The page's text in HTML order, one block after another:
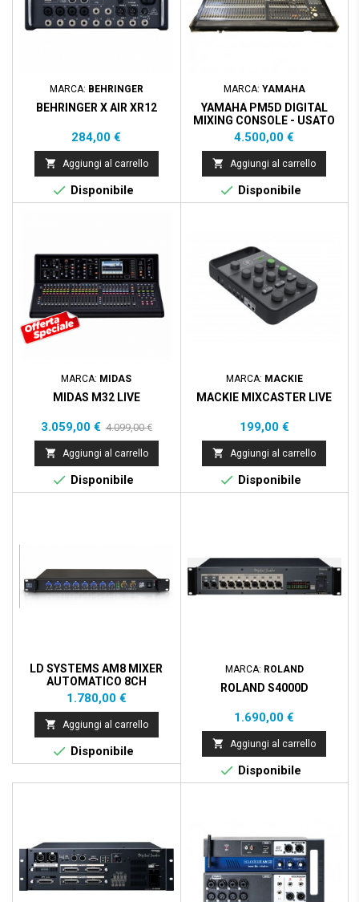
MARCA: BEHRINGER
BEHRINGER X AIR XR12
Prezzo
284,00 €
 Aggiungi al carrello
 Disponibile
MARCA: YAMAHA
YAMAHA PM5D DIGITAL
MIXING CONSOLE - USATO
Prezzo
4.500,00 €
 Aggiungi al carrello
 Disponibile
MARCA: MIDAS
MIDAS M32 LIVE
Prezzo
3.059,00 € Prezzo
base
4.099,00 €
 Aggiungi al carrello
 Disponibile
MARCA: MACKIE
MACKIE MIXCASTER LIVE
Prezzo
199,00 €
 Aggiungi al carrello
 Disponibile
LD SYSTEMS AM8 MIXER
AUTOMATICO 8CH
Prezzo
1.780,00 €
 Aggiungi al carrello
 Disponibile
MARCA: ROLAND
ROLAND S4000D
Prezzo
1.690,00 €
 Aggiungi al carrello
 Disponibile